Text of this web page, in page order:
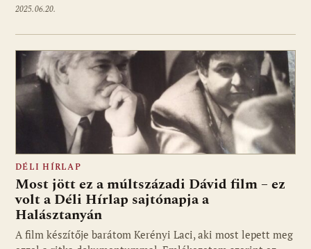
2025.06.20.
DÉLI HÍRLAP
Most jött ez a múltszázadi Dávid film – ez
volt a Déli Hírlap sajtónapja a
Halásztanyán
A film készítője barátom Kerényi Laci, aki most lepett meg